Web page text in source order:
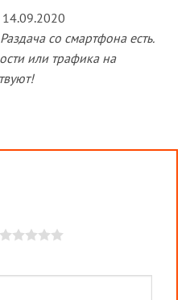
14.09.2020
со смартфона есть.
или трафика на